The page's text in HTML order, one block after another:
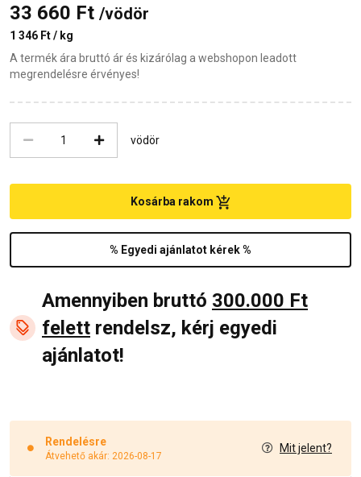
33 660 Ft /vödör
1 346 Ft / kg
A termék ára bruttó ár és kizárólag a webshopon leadott
megrendelésre érvényes!
vödör
% Egyedi ajánlatot kérek %
Kosárba rakom
Amennyiben bruttó 300.000 Ft
felett rendelsz, kérj egyedi
ajánlatot!
Rendelésre
Átvehető akár: 2026-08-17
Mit jelent?